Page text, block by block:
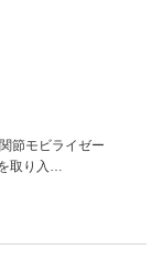
節モビライゼー
取り入…